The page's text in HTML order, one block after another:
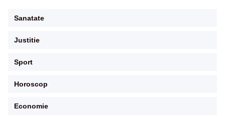
Sanatate
Justitie
Sport
Horoscop
Economie